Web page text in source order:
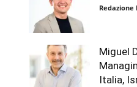
Redazione
Miguel
Italia,